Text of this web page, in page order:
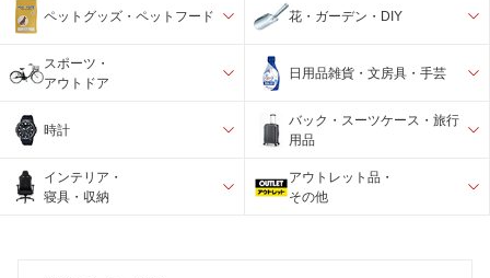
ペットグッズ・ペットフード 花・ガーデン・DIY
スポーツ・
アウトドア
日用品雑貨・文房具・手芸
時計
バック・スーツケース・旅行
用品
インテリア・
寝具・収納
アウトレット品・
その他